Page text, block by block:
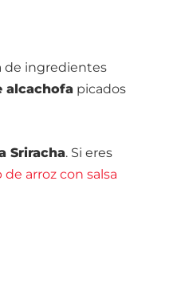
de ingredientes
alcachofa picados
Sriracha. Si eres
de arroz con salsa